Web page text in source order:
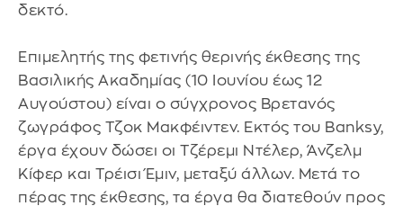
δεκτό.
Επιμελητής της φετινής θερινής έκθεσης της
Βασιλικής Ακαδημίας (10 Ιουνίου έως 12
Αυγούστου) είναι ο σύγχρονος Βρετανός
ζωγράφος Τζοκ Μακφέιντεν. Εκτός του Banksy,
έργα έχουν δώσει οι Τζέρεμι Ντέλερ, Άνζελμ
Κίφερ και Τρέισι Έμιν, μεταξύ άλλων. Μετά το
πέρας της έκθεσης, τα έργα θα διατεθούν προς